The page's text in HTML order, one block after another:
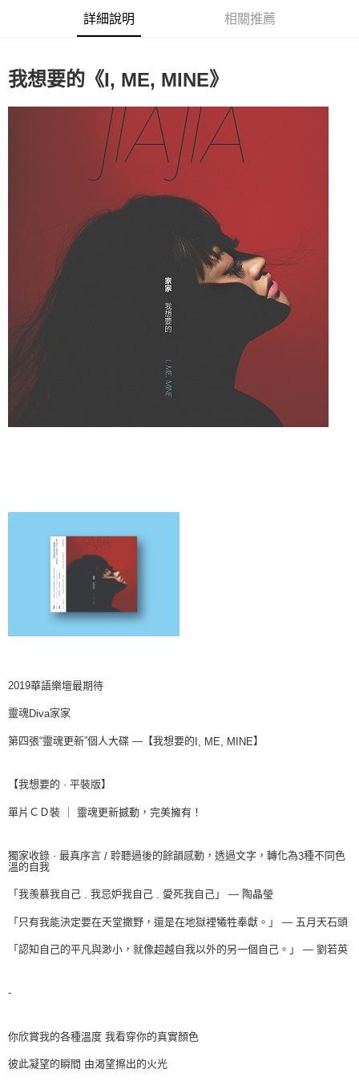
全盈+PAY
每筆NT$65，滿NT$1,000(含以上)免運費
付款後全家取貨
每筆NT$65，滿NT$1,000(含以上)免運費
7-11取貨付款
每筆NT$65，滿NT$1,000(含以上)免運費
付款後7-11取貨
每筆NT$65，滿NT$1,000(含以上)免運費
宅配
詳細說明 相關推薦
我想要的《I, ME, MINE》
2019華語樂壇最期待
靈魂 Diva家家
第四張“靈魂更新”個人大碟 —【我想要的I, ME, MINE】
【我想要的 · 平裝版】
單片ＣＤ裝 ｜ 靈魂更新撼動，完美擁有！
獨家收錄 · 最真序言 / 聆聽過後的餘韻感動，透過文字，轉化為3種不同色
溫的自我
「我羨慕我自己 我忌妒我自己 愛死我自己」 — 陶晶瑩
「只有我能決定要在天堂撒野，還是在地獄裡犧牲奉獻。」 — 五月天石頭
「認知自己的平凡與渺小，就像超越自我以外的另一個自己。」 — 劉若英
-
你欣賞我的各種溫度 我看穿你的真實顏色
彼此凝望的瞬間 由渴望擦出的火光